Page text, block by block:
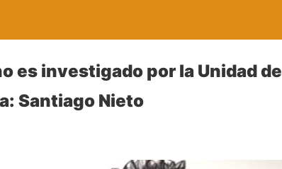
es investigado por la Unidad de
Santiago Nieto